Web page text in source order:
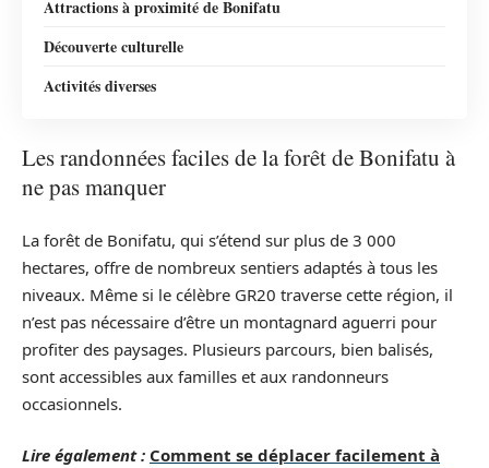
Attractions à proximité de Bonifatu
Découverte culturelle
Activités diverses
Les randonnées faciles de la forêt de Bonifatu à
ne pas manquer
La forêt de Bonifatu, qui s’étend sur plus de 3 000
hectares, offre de nombreux sentiers adaptés à tous les
niveaux. Même si le célèbre GR20 traverse cette région, il
n’est pas nécessaire d’être un montagnard aguerri pour
profiter des paysages. Plusieurs parcours, bien balisés,
sont accessibles aux familles et aux randonneurs
occasionnels.
Lire également : Comment se déplacer facilement à